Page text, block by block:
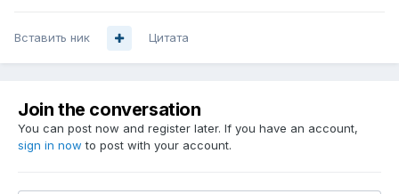
Вставить ник Цитата
Join the conversation
You can post now and register later. If you have an account,
sign in now to post with your account.